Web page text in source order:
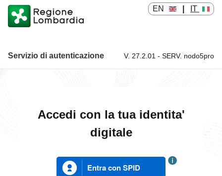
EN IT
Servizio di autenticazione Servizio di autenticazione
V. 27.2.01 - SERV. nodo5pro
Accedi con la tua identita'
digitale
Entra con SPID